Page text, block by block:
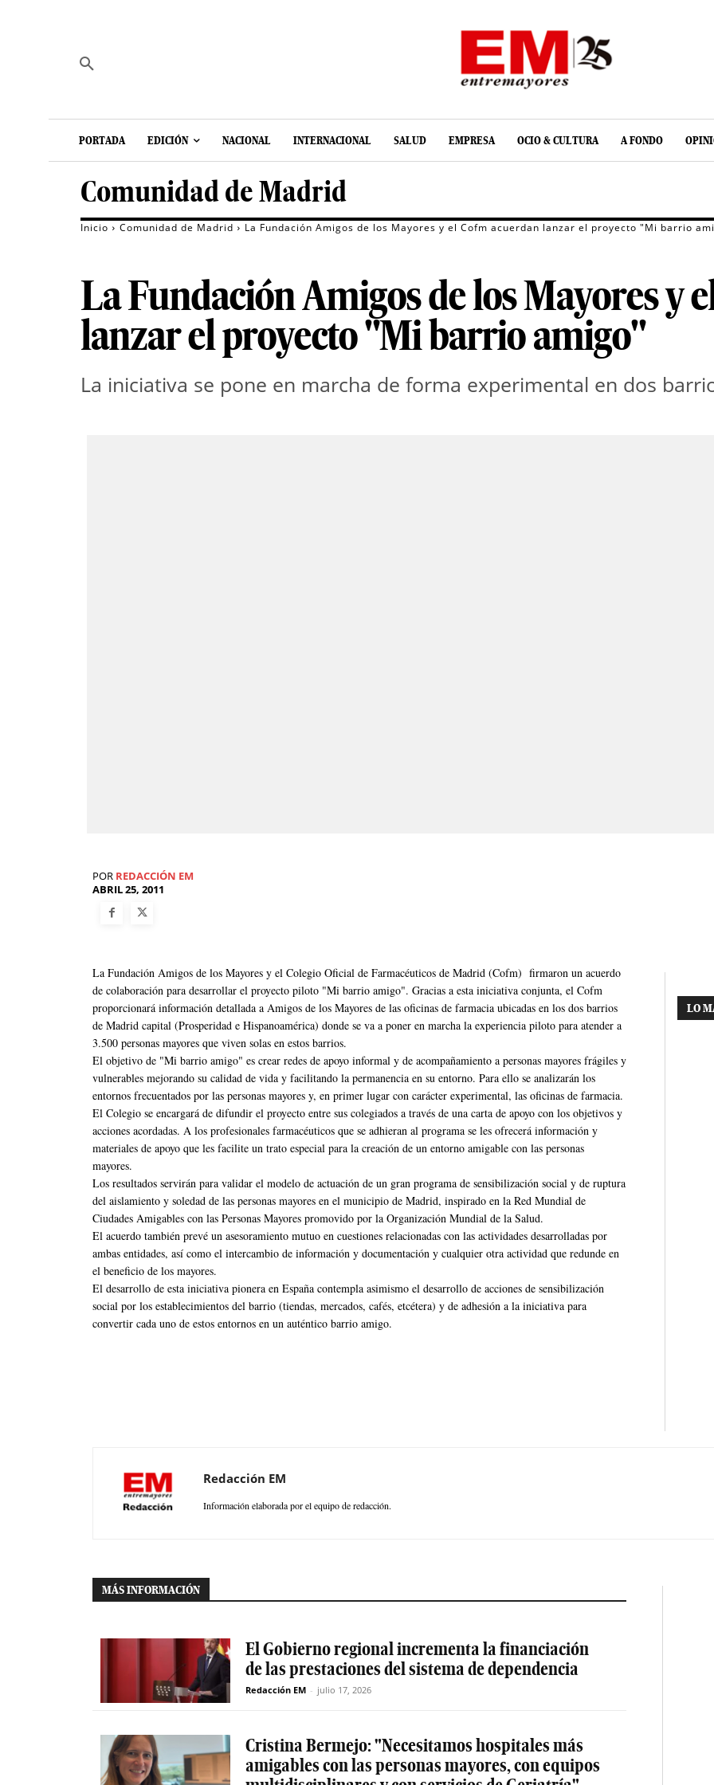
PORTADA EDICIÓN NACIONAL INTERNACIONAL SALUD EMPRESA OCIO & CULTURA A FONDO
Comunidad de Madrid
Inicio Comunidad de Madrid La Fundación Amigos de los Mayores y el Cofm acuerdan lanzar el proyecto "Mi barrio
La Fundación Amigos de los Mayores y
lanzar el proyecto "Mi barrio amigo"
La iniciativa se pone en marcha de forma experimental en dos
POR REDACCIÓN EM
ABRIL 25, 2011
La Fundación Amigos de los Mayores y el Colegio Oficial de Farmacéuticos de Madrid (Cofm) firmaron un acuerdo
de colaboración para desarrollar el proyecto piloto "Mi barrio amigo". Gracias a esta iniciativa conjunta, el Cofm
proporcionará información detallada a Amigos de los Mayores de las oficinas de farmacia ubicadas en los dos barrios
de Madrid capital (Prosperidad e Hispanoamérica) donde se va a poner en marcha la experiencia piloto para atender a
3.500 personas mayores que viven solas en estos barrios.
El objetivo de "Mi barrio amigo" es crear redes de apoyo informal y de acompañamiento a personas mayores frágiles y
vulnerables mejorando su calidad de vida y facilitando la permanencia en su entorno. Para ello se analizarán los
entornos frecuentados por las personas mayores y, en primer lugar con carácter experimental, las oficinas de farmacia.
El Colegio se encargará de difundir el proyecto entre sus colegiados a través de una carta de apoyo con los objetivos y
acciones acordadas. A los profesionales farmacéuticos que se adhieran al programa se les ofrecerá información y
materiales de apoyo que les facilite un trato especial para la creación de un entorno amigable con las personas
mayores.
Los resultados servirán para validar el modelo de actuación de un gran programa de sensibilización social y de ruptura
del aislamiento y soledad de las personas mayores en el municipio de Madrid, inspirado en la Red Mundial de
Ciudades Amigables con las Personas Mayores promovido por la Organización Mundial de la Salud.
El acuerdo también prevé un asesoramiento mutuo en cuestiones relacionadas con las actividades desarrolladas por
ambas entidades, así como el intercambio de información y documentación y cualquier otra actividad que redunde en
el beneficio de los mayores.
El desarrollo de esta iniciativa pionera en España contempla asimismo el desarrollo de acciones de sensibilización
social por los establecimientos del barrio (tiendas, mercados, cafés, etcétera) y de adhesión a la iniciativa para
convertir cada uno de estos entornos en un auténtico barrio amigo.
LO
Redacción EM
Información elaborada por el equipo de redacción.
MÁS INFORMACIÓN
El Gobierno regional incrementa la financiación
de las prestaciones del sistema de dependencia
Redacción EM - julio 17, 2026
Cristina Bermejo: "Necesitamos hospitales más
amigables con las personas mayores, con equipos